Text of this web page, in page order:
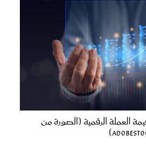
العملة الرقمية (الصورة من